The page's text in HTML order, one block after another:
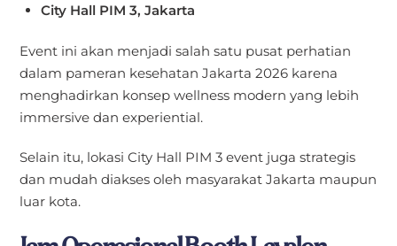
City Hall PIM 3, Jakarta
Event ini akan menjadi salah satu pusat perhatian
dalam pameran kesehatan Jakarta 2026 karena
menghadirkan konsep wellness modern yang lebih
immersive dan experiential.
Selain itu, lokasi City Hall PIM 3 event juga strategis
dan mudah diakses oleh masyarakat Jakarta maupun
luar kota.